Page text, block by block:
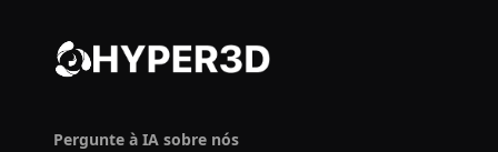
Pergunte à IA sobre nós